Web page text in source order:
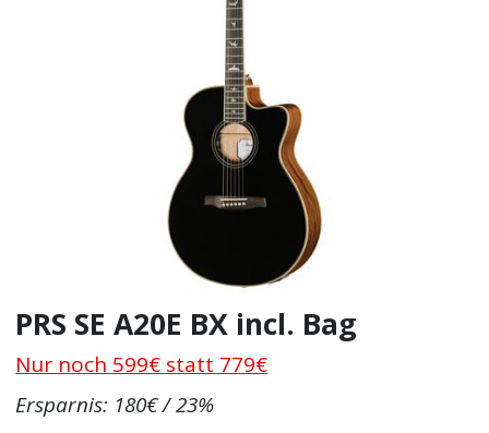
PRS SE A20E BX incl. Bag
Nur noch 599€ statt 779€
Ersparnis: 180€ / 23%